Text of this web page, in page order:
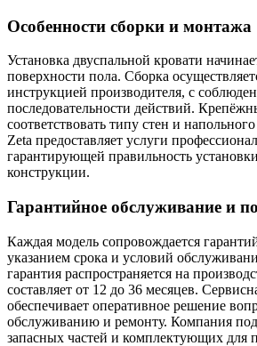
Особенности сборки и монтажа
Установка двуспальной кровати
поверхности пола. Сборка
инструкцией производителя, с
последовательности действий.
соответствовать типу стен и
Zeta предоставляет услуги
гарантирующей правильность
конструкции.
Гарантийное обслуживание и
Каждая модель сопровождается
указанием срока и условий
гарантия распространяется на
составляет от 12 до 36 месяцев.
обеспечивает оперативное решение
обслуживанию и ремонту. Компания
запасных частей и комплектующих для